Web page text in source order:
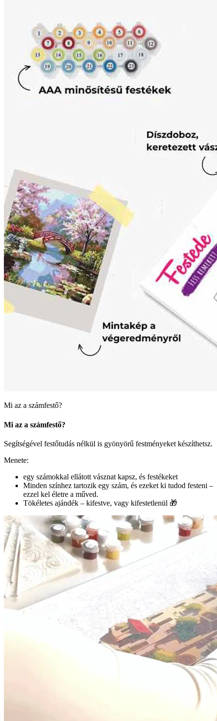
Mi az a számfestő?
Mi az a számfestő?
Segítségével festőtudás nélkül is gyönyörű festményeket készíthetsz.
Menete:
egy számokkal ellátott vásznat kapsz, és festékeket
Minden színhez tartozik egy szám, és ezeket ki tudod festeni –
ezzel kel életre a műved.
Tökéletes ajándék – kifestve, vagy kifestetlenül 🎁